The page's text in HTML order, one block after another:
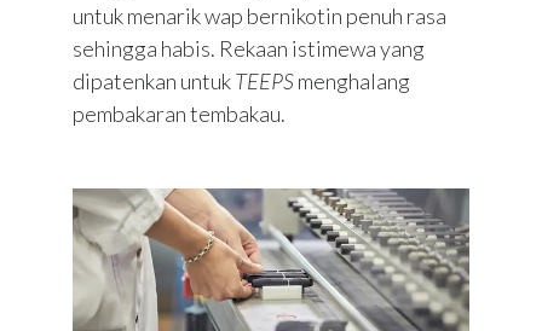
untuk menarik wap bernikotin penuh rasa
sehingga habis. Rekaan istimewa yang
dipatenkan untukTEEPSmenghalang
pembakaran tembakau.